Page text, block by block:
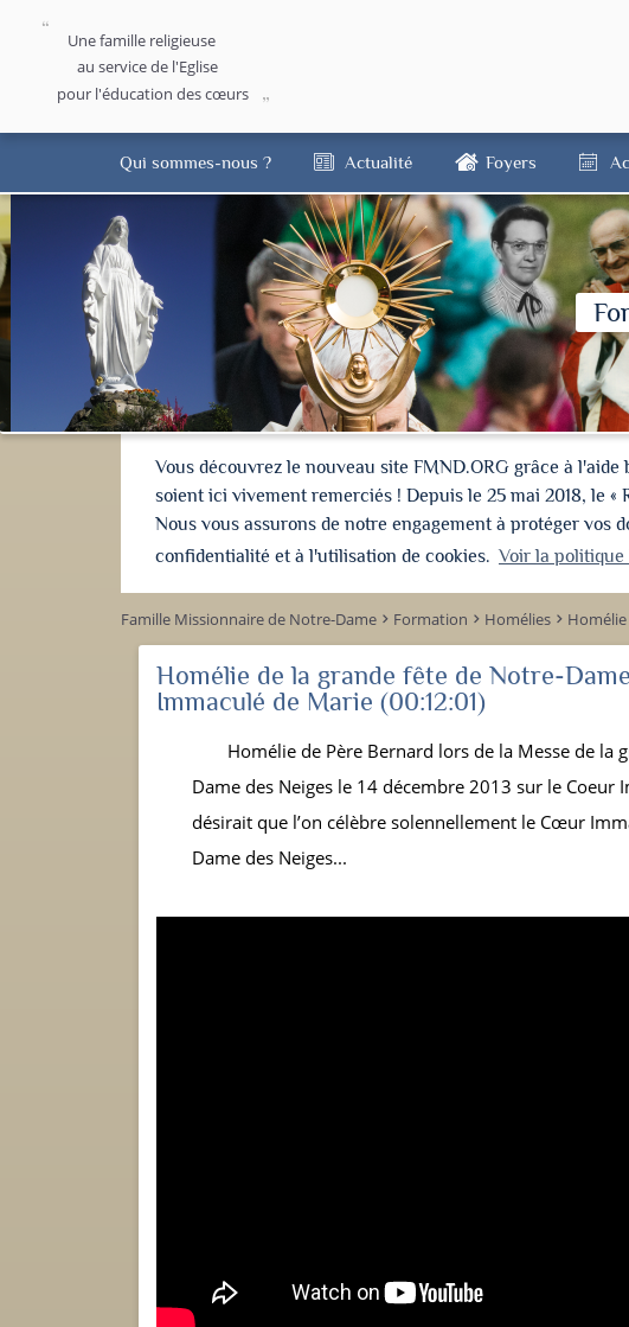
Une famille religieuse
au service de l'Eglise
pour l'éducation des cœurs
Qui sommes-nous ? Actualité Foyers
Vous découvrez le nouveau site FMND.ORG grâce à
soient ici vivement remerciés ! Depuis le 25 mai 2018, le
Nous vous assurons de notre engagement à protéger
confidentialité et à l'utilisation de cookies. Voir la politique
Famille Missionnaire de Notre-Dame keyboard_arrow_right Formation keyboard_arrow_right Homélies keyboard_arrow_right
Homélie de la grande fête de Notre-
Immaculé de Marie (00:12:01)
Homélie de Père Bernard lors de la Messe de la
Dame des Neiges le 14 décembre 2013 sur le
désirait que l’on célèbre solennellement le Cœur
Dame des Neiges...